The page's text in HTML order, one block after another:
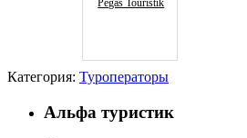
Категория: Туроператоры
Альфа туристик